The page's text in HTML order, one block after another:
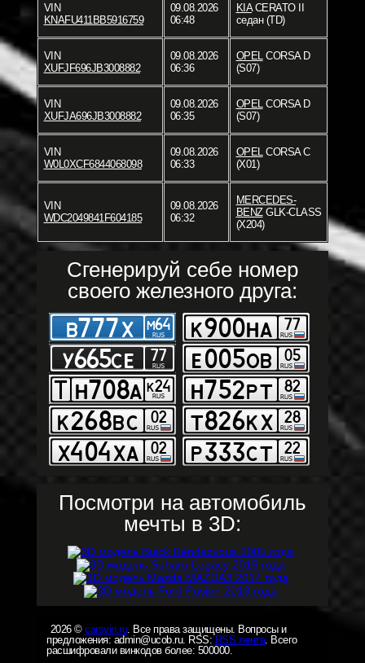
VIN
KNAFU411BB5916759
09.08.2026
06:48
KIACERATO II
седан (TD)
VIN
XUFJF696JB3008882
09.08.2026
06:36
OPEL CORSA D
(S07)
VIN
XUFJA696JB3008882
09.08.2026
06:35
OPEL CORSA D
(S07)
VIN
W0L0XCF6844068098
09.08.2026
06:33
OPEL CORSA C
(X01)
VIN
WDC2049841F604185
09.08.2026
06:32
MERCEDES-
BENZGLK-CLASS
(X204)
Сгенерируй себе номер
своего железного друга:
Посмотри на автомобиль
мечты в 3D:
2026 © carsvin.ru. Все права защищены. Вопросы и
предложения: admin@ucob.ru. RSS:RSS лента. Всего
расшифровали винкодов более: 500000.